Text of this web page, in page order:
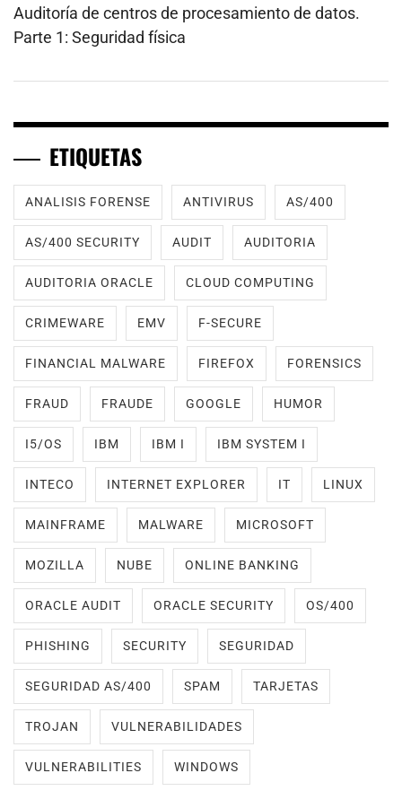
Auditoría de centros de procesamiento de datos.
Parte 1: Seguridad física
ETIQUETAS
ANALISIS FORENSE ANTIVIRUS AS/400
AS/400 SECURITY AUDIT AUDITORIA
AUDITORIA ORACLE CLOUD COMPUTING
CRIMEWARE EMV F-SECURE
FINANCIAL MALWARE FIREFOX FORENSICS
FRAUD FRAUDE GOOGLE HUMOR
I5/OS IBM IBM I IBM SYSTEM I
INTECO INTERNET EXPLORER IT LINUX
MAINFRAME MALWARE MICROSOFT
MOZILLA NUBE ONLINE BANKING
ORACLE AUDIT ORACLE SECURITY OS/400
PHISHING SECURITY SEGURIDAD
SEGURIDAD AS/400 SPAM TARJETAS
TROJAN VULNERABILIDADES
VULNERABILITIES WINDOWS